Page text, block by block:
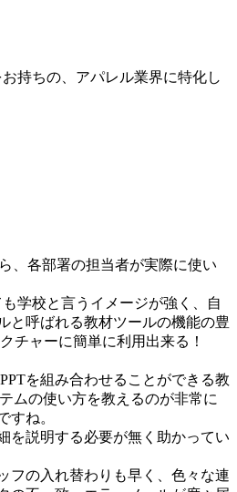
持ちの、アパレル業界に特化し
、各部署の担当者が実際に使い
学校と言うイメージが強く、自
と呼ばれる教材ツールの機能の豊
チャーに簡単に利用出来る！
を組み合わせることができる教
ムの使い方を教えるのが非常に
すね。
を説明する必要が無く助かってい
フの入れ替わりも早く、色々な連